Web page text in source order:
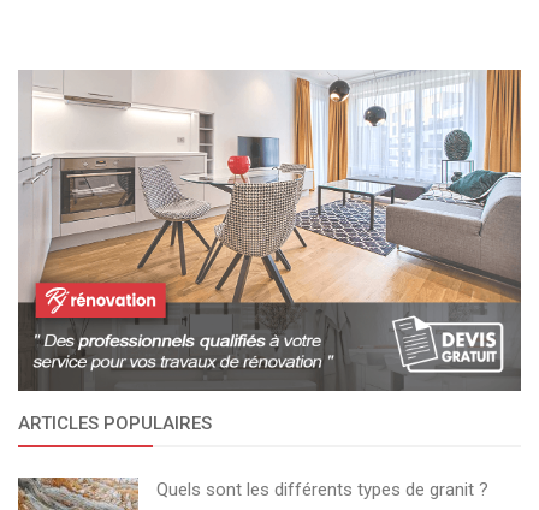
ARTICLES POPULAIRES
Quels sont les différents types de granit ?